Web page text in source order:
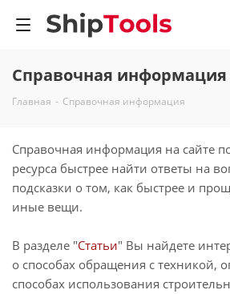
Справочная информация
Главная - Справочная информация
Справочная информация на сайте
ресурса быстрее найти ответы на
подсказки о том, как быстрее и
иные вещи.
В разделе "Статьи" Вы найдете
о способах обращения с техникой,
способах использования